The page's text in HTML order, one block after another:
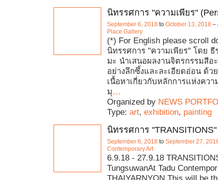
นิทรรศการ "ความเพียร"
September 6, 2018 to October 13, 2018 –
Place Gallery
(*) For English please scroll
นิทรรศการ "ความเพียร" โดย
มะ นำเสนอผลงานจิตรกรรมสีอ
อย่างลึกซึ้งและละเอียดอ่อน ด้วย
เนื้อหาเกี่ยวกับหลักการแห่งควา
มุ…
Organized by NEWS
Type: art, exhibition, painting
นิทรรศการ "TRANSITIONS"
September 6, 2018 to September 27,
Contemporary Art
6.9.18 - 27.9.18
TungsuwanAt Tadu